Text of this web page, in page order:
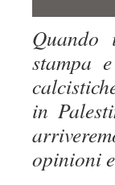
stampa
in
opinioni